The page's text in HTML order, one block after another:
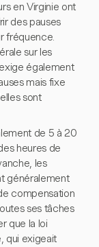
en Virginie ont
des pauses
fréquence.
sur les
également
mais fixe
sont
de 5 à 20
heures de
les
généralement
compensation
ses tâches
que la loi
qui exigeait